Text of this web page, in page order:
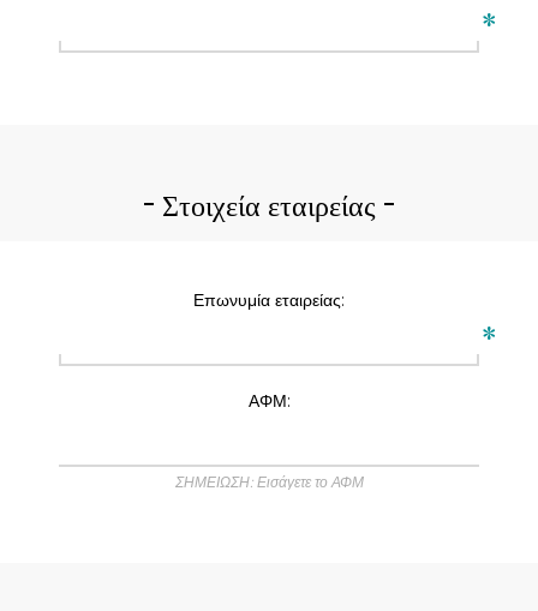
*
Στοιχεία εταιρείας
Επωνυμία εταιρείας:
*
ΑΦΜ:
ΣΗΜΕΙΩΣΗ: Εισάγετε το ΑΦΜ